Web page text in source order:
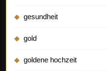
gesundheit
gold
goldene hochzeit